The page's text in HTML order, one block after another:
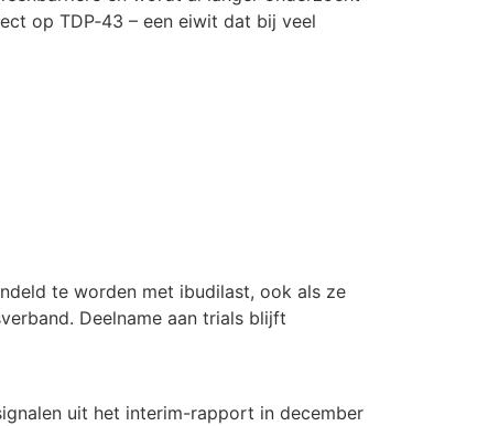
op TDP‑43 – een eiwit dat bij veel
te worden met ibudilast, ook als ze
Deelname aan trials blijft
uit het interim-rapport in december